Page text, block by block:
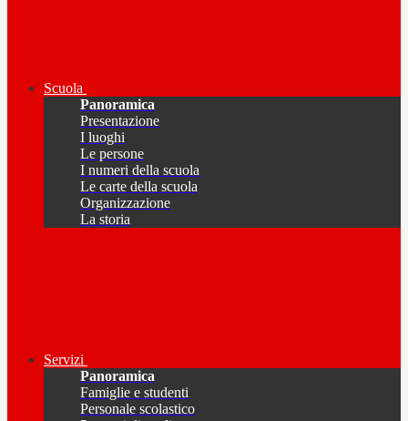
Scuola
Panoramica
Presentazione
I luoghi
Le persone
I numeri della scuola
Le carte della scuola
Organizzazione
La storia
Servizi
Panoramica
Famiglie e studenti
Personale scolastico